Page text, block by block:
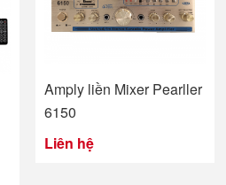
Amply liền Mixer Pearller
6150
Liên hệ